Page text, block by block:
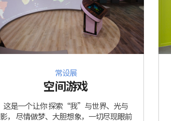
常设展
空间游戏
这是一个让你 探索“我”与世界、光与
影， 尽情做梦、大胆想象，一切尽现眼前